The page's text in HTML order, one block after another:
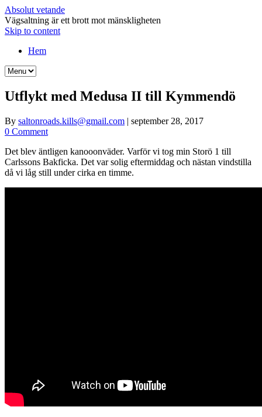
Absolut vetande
Vägsaltning är ett brott mot mänskligheten
Skip to content
Hem
Utflykt med Medusa II till Kymmendö
By saltonroads.kills@gmail.com | september 28, 2017
0 Comment
Det blev äntligen kanooonväder. Varför vi tog min Storö 1 till
Carlssons Bakficka. Det var solig eftermiddag och nästan vindstilla
då vi låg still under cirka en timme.